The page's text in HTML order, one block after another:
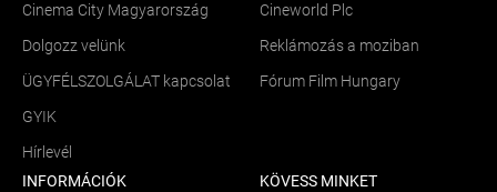
Cinema City Magyarország
Dolgozz velünk
ÜGYFÉLSZOLGÁLAT kapcsolat
GYIK
Hírlevél
Cineworld Plc
Reklámozás a moziban
Fórum Film Hungary
INFORMÁCIÓK KÖVESS MINKET